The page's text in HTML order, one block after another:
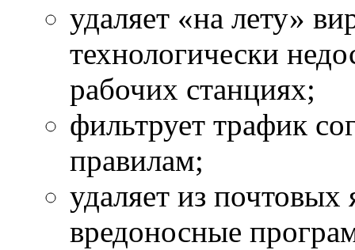
удаляет «на лету»
технологически
рабочих станциях;
фильтрует трафик
правилам;
удаляет из
вредоносные